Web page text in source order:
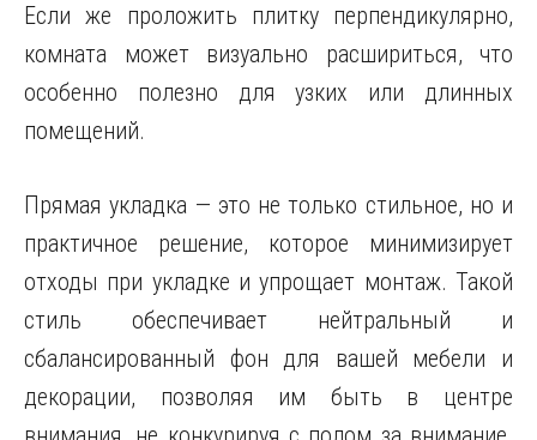
Если же проложить плитку перпендикулярно,
комната может визуально расшириться, что
особенно полезно для узких или длинных
помещений.
Прямая укладка — это не только стильное, но и
практичное решение, которое минимизирует
отходы при укладке и упрощает монтаж. Такой
стиль обеспечивает нейтральный и
сбалансированный фон для вашей мебели и
декорации, позволяя им быть в центре